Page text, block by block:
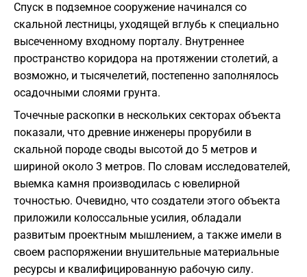
Спуск в подземное сооружение начинался со
скальной лестницы, уходящей вглубь к специально
высеченному входному порталу. Внутреннее
пространство коридора на протяжении столетий, а
возможно, и тысячелетий, постепенно заполнялось
осадочными слоями грунта.
Точечные раскопки в нескольких секторах объекта
показали, что древние инженеры прорубили в
скальной породе своды высотой до 5 метров и
шириной около 3 метров. По словам исследователей,
выемка камня производилась с ювелирной
точностью. Очевидно, что создатели этого объекта
приложили колоссальные усилия, обладали
развитым проектным мышлением, а также имели в
своем распоряжении внушительные материальные
ресурсы и квалифицированную рабочую силу.